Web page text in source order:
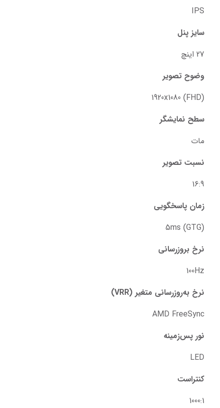
IPS
سایز پنل
27 اینچ
وضوح تصویر
1920x1080 (FHD)
سطح نمایشگر
مات
نسبت تصویر
16:9
زمان پاسخگویی
5ms (GTG)
نرخ بروزرسانی
100Hz
نرخ به‌روزرسانی متغیر (VRR)
AMD FreeSync
نور پس‌زمینه
LED
کنتراست
1000:1